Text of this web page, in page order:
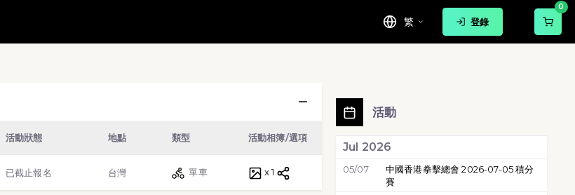
繁 登錄
0
活動狀態 地點 類型 活動相簿/選項
已截止報名 台灣 單車 x 1
活動
Jul 2026
05/07
中國香港拳擊總會 2026-07-05 積分
賽